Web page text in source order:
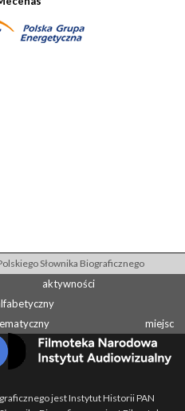
Słownika Biograficznego
aktywności
miejsc
jest Instytut Historii PAN